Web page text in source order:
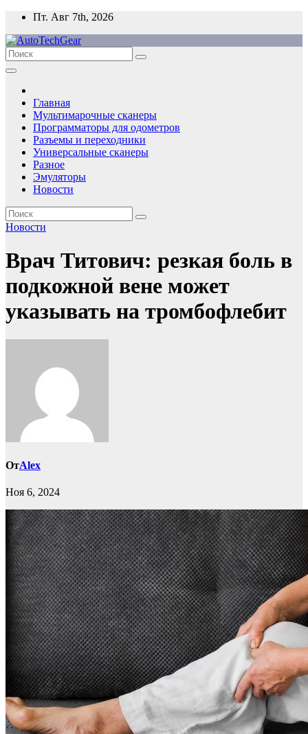
Перейти
содержимому
Пт. Авг 7th, 2026
Главная
Мультимарочные сканеры
Программаторы для одометров
Разъемы и переходники
Универсальные сканеры
Разное
Эмуляторы
Новости
Новости
Врач Титович: резкая боль в
подкожной вене может
указывать на тромбофлебит
ОтAlex
Ноя 6, 2024